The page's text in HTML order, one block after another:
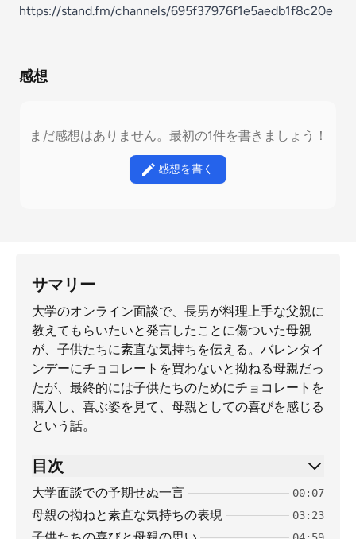
https://stand.fm/channels/695f37976f1e5aedb1f8c20e
感想
まだ感想はありません。最初の1件を書きましょう！
感想を書く
サマリー
大学のオンライン面談で、長男が料理上手な父親に
教えてもらいたいと発言したことに傷ついた母親
が、子供たちに素直な気持ちを伝える。バレンタイ
ンデーにチョコレートを買わないと拗ねる母親だっ
たが、最終的には子供たちのためにチョコレートを
購入し、喜ぶ姿を見て、母親としての喜びを感じる
という話。
目次
大学面談での予期せぬ一言 00:07
母親の拗ねと素直な気持ちの表現 03:23